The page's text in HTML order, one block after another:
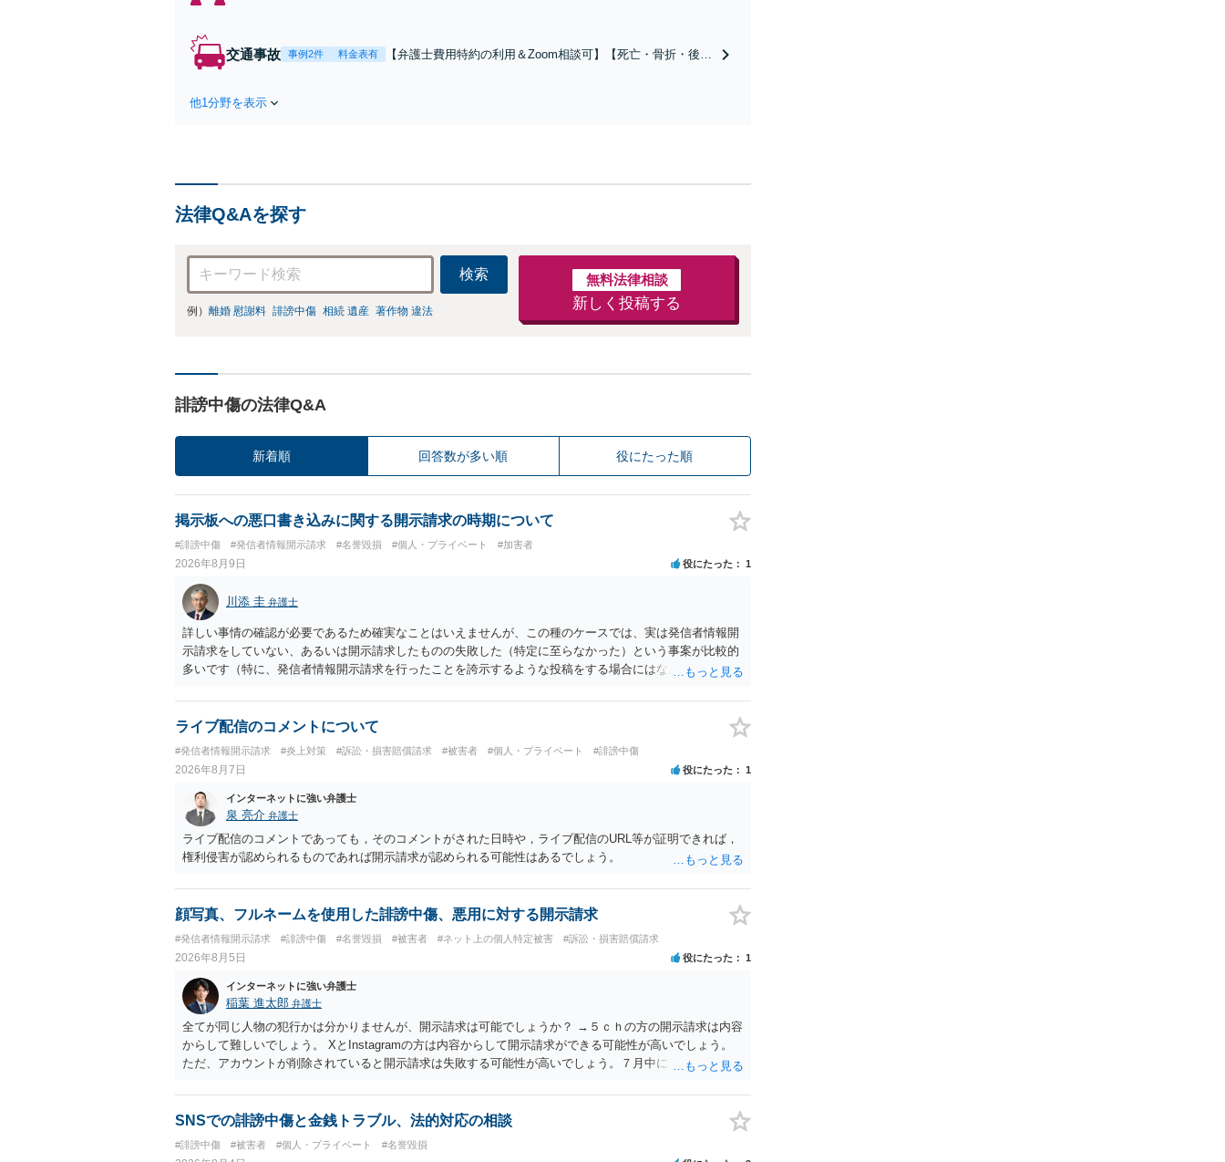
能。【JR千葉駅近く】駐車場あり
交通事故 事例2件 料金表有
【弁護士費用特約の利用＆Zoom相談可】【死亡・骨折・後遺
他1分野を表示
法律Q&Aを探す
検索
例） 離婚 慰謝料 誹謗中傷 相続 遺産 著作物 違法
無料法律相談
新しく投稿する
誹謗中傷の法律Q&A
新着順 回答数が多い順 役にたった順
掲示板への悪口書き込みに関する開示請求の時期について
#誹謗中傷 #発信者情報開示請求 #名誉毀損 #個人・プライベート #加害者
2026年8月9日 役にたった 1
川添 圭 弁護士
詳しい事情の確認が必要であるため確実なことはいえませんが、この種のケースでは、実は発信者情報開
示請求をしていない、あるいは開示請求したものの失敗した（特定に至らなかった）という事案が比較的
多いです（特に、発信者情報開示請求を行ったことを誇示するような投稿をする場合にはなおさら）。
ライブ配信のコメントについて
#発信者情報開示請求 #炎上対策 #訴訟・損害賠償請求 #被害者 #個人・プライベート #誹謗中傷
2026年8月7日 役にたった 1
インターネットに強い弁護士
泉 亮介 弁護士
ライブ配信のコメントであっても，そのコメントがされた日時や，ライブ配信のURL等が証明できれば，
権利侵害が認められるものであれば開示請求が認められる可能性はあるでしょう。
顔写真、フルネームを使用した誹謗中傷、悪用に対する開示請求
#発信者情報開示請求 #誹謗中傷 #名誉毀損 #被害者 #ネット上の個人特定被害 #訴訟・損害賠償請求
2026年8月5日 役にたった 1
インターネットに強い弁護士
稲葉 進太郎 弁護士
全てが同じ人物の犯行かは分かりませんが、開示請求は可能でしょうか？ →５ｃｈの方の開示請求は内容
からして難しいでしょう。 XとInstagramの方は内容からして開示請求ができる可能性が高いでしょう。
ただ、アカウントが削除されていると開示請求は失敗する可能性が高いでしょう。７月中にアカウントが
相手に全ての弁護士費用を負担させることは可能でしょうか？ →訴訟外の交渉で相手方が認めれば負担さ
せることができるでしょう。訴訟で判決となった場合は、実際の弁護士費用が認められる場合と認められ
SNSでの誹謗中傷と金銭トラブル、法的対応の相談
#誹謗中傷 #被害者 #個人・プライベート #名誉毀損